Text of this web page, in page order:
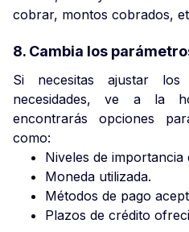
cobrar, montos cobrados,
8. Cambia los
Si necesitas ajustar los
necesidades, ve a la
encontrarás opciones
como:
Niveles de importancia
Moneda utilizada.
Métodos de pago
Plazos de crédito